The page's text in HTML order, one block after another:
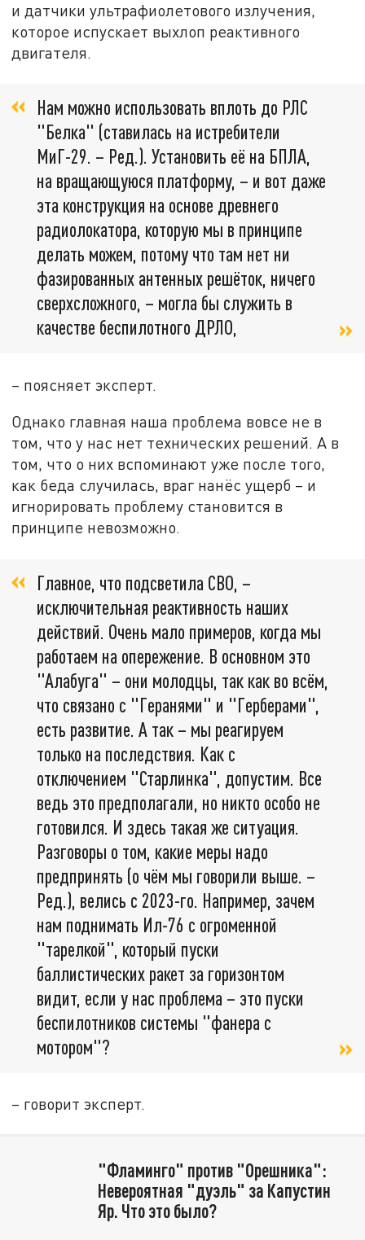
и датчики ультрафиолетового излучения,
которое испускает выхлоп реактивного
двигателя.
Нам можно использовать вплоть до РЛС
"Белка" (ставилась на истребители
МиГ-29. – Ред.). Установить её на БПЛА,
на вращающуюся платформу, – и вот даже
эта конструкция на основе древнего
радиолокатора, которую мы в принципе
делать можем, потому что там нет ни
фазированных антенных решёток, ничего
сверхсложного, – могла бы служить в
качестве беспилотного ДРЛО,
– поясняет эксперт.
Однако главная наша проблема вовсе не в
том, что у нас нет технических решений. А в
том, что о них вспоминают уже после того,
как беда случилась, враг нанёс ущерб – и
игнорировать проблему становится в
принципе невозможно.
Главное, что подсветила СВО, –
исключительная реактивность наших
действий. Очень мало примеров, когда мы
работаем на опережение. В основном это
"Алабуга" – они молодцы, так как во всём,
что связано с "Геранями" и "Герберами",
есть развитие. А так – мы реагируем
только на последствия. Как с
отключением "Старлинка", допустим. Все
ведь это предполагали, но никто особо не
готовился. И здесь такая же ситуация.
Разговоры о том, какие меры надо
предпринять (о чём мы говорили выше. –
Ред.), велись с 2023-го. Например, зачем
нам поднимать Ил-76 с огроменной
"тарелкой", который пуски
баллистических ракет за горизонтом
видит, если у нас проблема – это пуски
беспилотников системы "фанера с
мотором"?
– говорит эксперт.
"Фламинго" против "Орешника":
Невероятная "дуэль" за Капустин
Яр. Что это было?